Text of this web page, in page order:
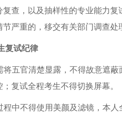
复查，以及抽样性的专业能力
严重的，移交有关部门调查处
复试纪律
五官清楚显露，不得故意遮蔽
复试全程考生不得切换屏幕。
中不得使用美颜及滤镜，本人